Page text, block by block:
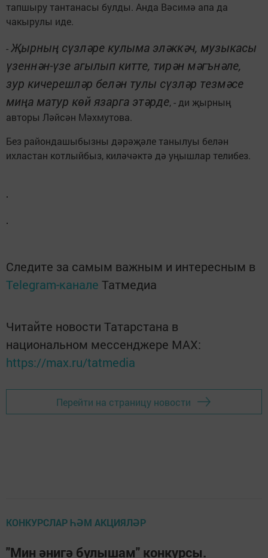
тапшыру тантанасы булды. Анда Вәсимә апа да
чакырулы иде.
- Җырның сүзләре кулыма эләккәч, музыкасы
үзеннән-үзе агылып китте, тирән мәгънәле,
зур кичерешләр белән тулы сүзләр тезмәсе
миңа матур көй язарга этәрде, - ди җырның
авторы Ләйсән Мәхмутова.
Без райондашыбызны дәрәҗәле танылуы белән
ихластан котлыйбыз, киләчәктә дә уңышлар телибез.
Следите за самым важным и интересным в
Telegram-канале Татмедиа
Читайте новости Татарстана в
национальном мессенджере MАХ:
https://max.ru/tatmedia
Перейти на страницу новости
КОНКУРСЛАР ҺӘМ АКЦИЯЛӘР
"Мин әнигә булышам" конкурсы.